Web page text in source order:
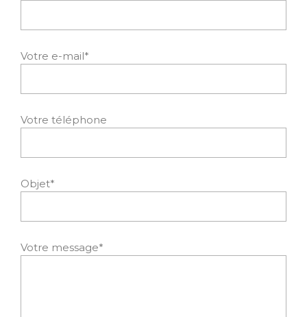
Votre e-mail*
Votre téléphone
Objet*
Votre message*